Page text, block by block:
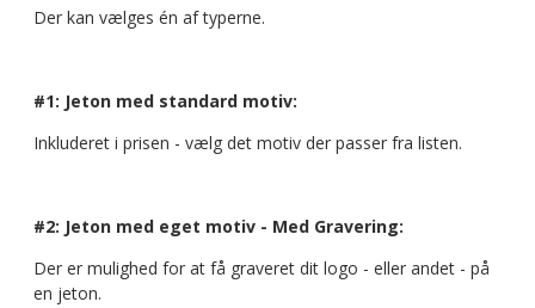
Der kan vælges én af typerne.
#1: Jeton med standard motiv:
Inkluderet i prisen - vælg det motiv der passer fra listen.
#2: Jeton med eget motiv - Med Gravering:
Der er mulighed for at få graveret dit logo - eller andet - på
en jeton.